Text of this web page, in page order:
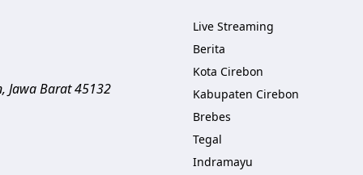
, Jawa Barat45132
Live Streaming
Berita
Kota Cirebon
Kabupaten Cirebon
Brebes
Tegal
Indramayu